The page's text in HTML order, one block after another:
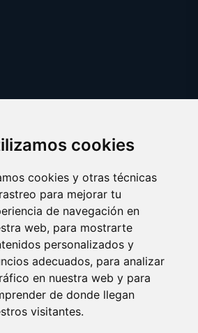
cookies
cookies y otras técnicas
para mejorar tu
de navegación en
web, para mostrarte
personalizados y
adecuados, para analizar
en nuestra web y para
de donde llegan
visitantes.
cookies preferences
© 2025 enormes.es